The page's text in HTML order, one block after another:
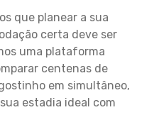
que planear a sua
certa deve ser
uma plataforma
centenas de
em simultâneo,
estadia ideal com